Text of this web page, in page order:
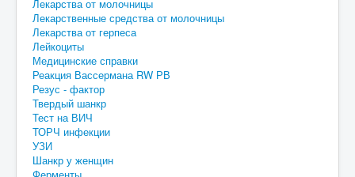
Лекарства от молочницы
Лекарственные средства от молочницы
Лекарства от герпеса
Лейкоциты
Медицинские справки
Реакция Вассермана RW РВ
Резус - фактор
Твердый шанкр
Тест на ВИЧ
ТОРЧ инфекции
УЗИ
Шанкр у женщин